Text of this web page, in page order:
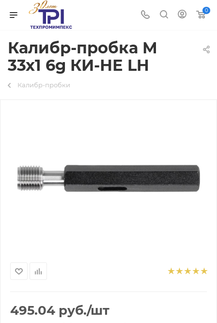
0
Калибр-пробка М
33х1 6g КИ-НЕ LH
Калибр-пробки
495.04 руб./шт